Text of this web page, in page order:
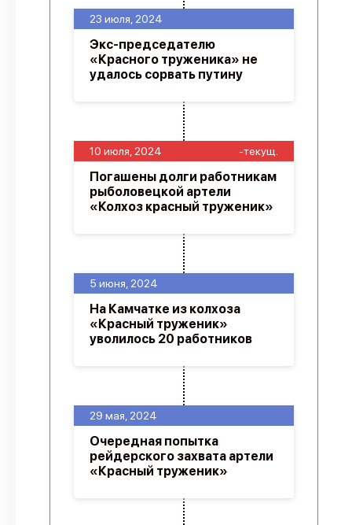
29 мая, 2024
Очередная попытка
рейдерского захвата артели
«Красный труженик»
5 июня, 2024
На Камчатке из колхоза
«Красный труженик»
уволилось 20 работников
10 июля, 2024 -текущ.
Погашены долги работникам
рыболовецкой артели
«Колхоз красный труженик»
23 июля, 2024
Экс-председателю
«Красного труженика» не
удалось сорвать путину